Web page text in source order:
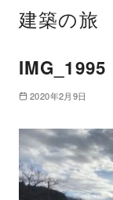
建築の旅
IMG_1995
2020年2月9日